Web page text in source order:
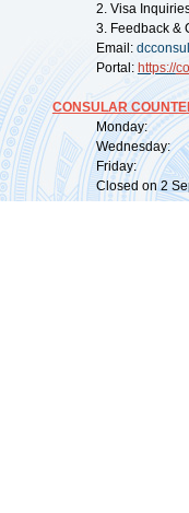
2. Visa
3. Feedback &
Email:
Portal: https://
CONSULAR
Monday:
Wednesday:
Friday:
Closed on 2